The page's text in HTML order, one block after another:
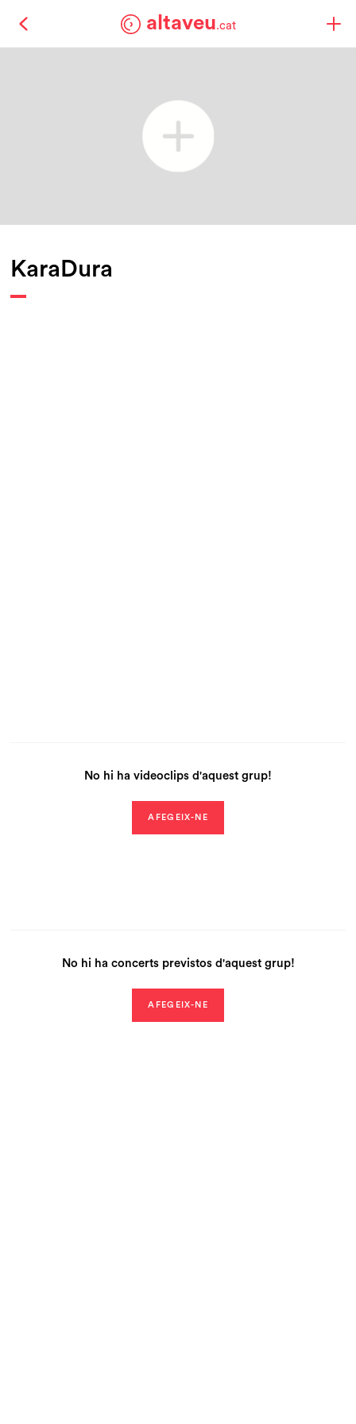
altaveu.cat
KaraDura
No hi ha videoclips d'aquest grup!
AFEGEIX-NE
No hi ha concerts previstos d'aquest grup!
AFEGEIX-NE